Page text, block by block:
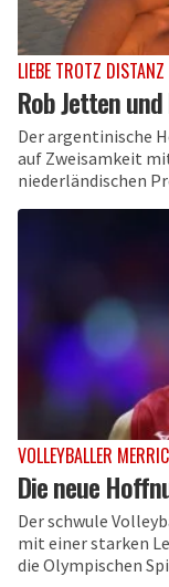
LIEBE TROTZ DISTANZ
Rob Jetten
Der argentinische
auf Zweisamkeit
niederländischen
VOLLEYBALLER
Die neue
Der schwule
mit einer starken
die Olympischen